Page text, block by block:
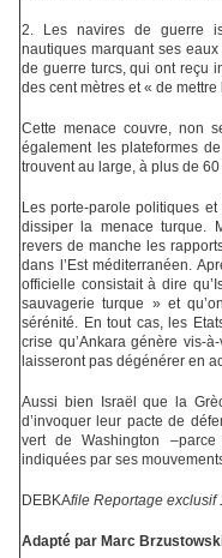
2. Les navires de guerre
nautiques marquant ses
de guerre turcs, qui ont reçu
des cent mètres et « de
Cette menace couvre, non
également les plateformes
trouvent au large, à plus de
Les porte-parole politiques
dissiper la menace turque.
revers de manche les
dans l’Est méditerranéen.
officielle consistait à dire
sauvagerie turque » et
sérénité. En tout cas, les
crise qu’Ankara génère vis-
laisseront pas dégénérer en
Aussi bien Israël que la
d’invoquer leur pacte de
vert de Washington
indiquées par ses
DEBKAfile Reportage exclusif
Adapté par Marc